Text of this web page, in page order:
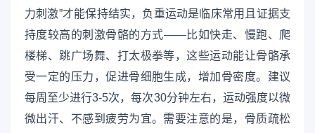
力刺激”才能保持结实，负重运动是临床常用且证据支
持度较高的刺激骨骼的方式——比如快走、慢跑、爬
楼梯、跳广场舞、打太极拳等，这些运动能让骨骼承
受一定的压力，促进骨细胞生成，增加骨密度。建议
每周至少进行3-5次，每次30分钟左右，运动强度以微
微出汗、不感到疲劳为宜。需要注意的是，骨质疏松